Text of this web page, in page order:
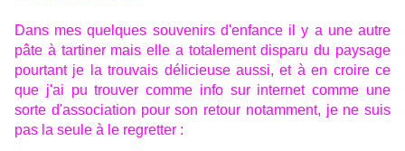
Dans mes quelques souvenirs d'enfance il y a une autre
pâte à tartiner mais elle a totalement disparu du paysage
pourtant je la trouvais délicieuse aussi, et à en croire ce
que j'ai pu trouver comme info sur internet comme une
sorte d'association pour son retour notamment, je ne suis
pas la seule à le regretter :